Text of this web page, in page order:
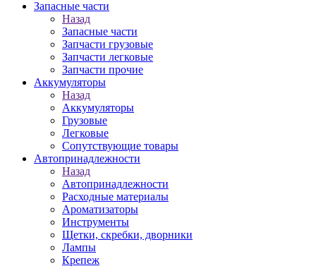
Запасные части
Назад
Запасные части
Запчасти грузовые
Запчасти легковые
Запчасти прочие
Аккумуляторы
Назад
Аккумуляторы
Грузовые
Легковые
Сопутствующие товары
Автопринадлежности
Назад
Автопринадлежности
Расходные материалы
Ароматизаторы
Инструменты
Щетки, скребки, дворники
Лампы
Крепеж